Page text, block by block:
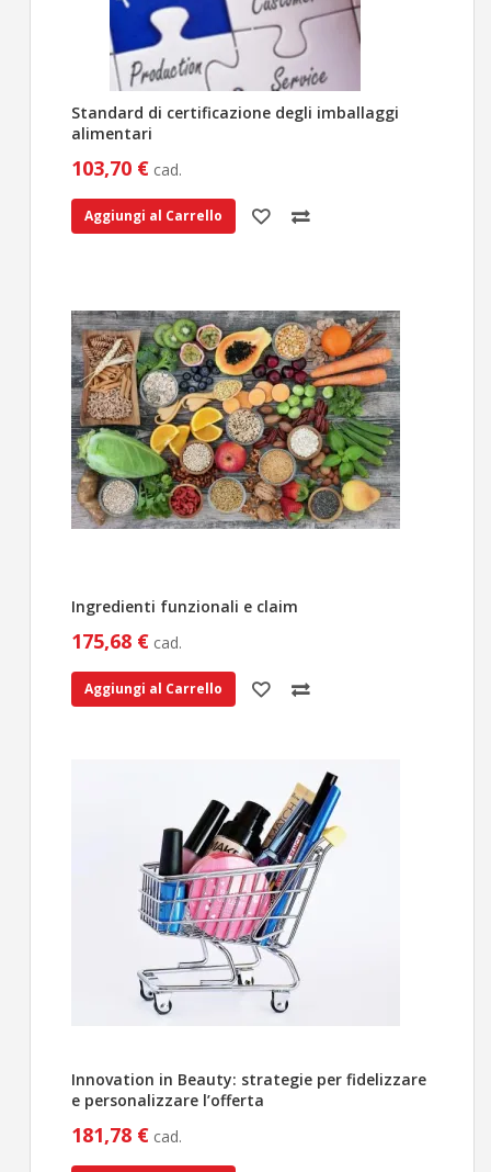
Standard di certificazione degli imballaggi
alimentari
103,70 € cad.
Aggiungi al Carrello
Ingredienti funzionali e claim
175,68 € cad.
Aggiungi al Carrello
Innovation in Beauty: strategie per fidelizzare
e personalizzare l’offerta
181,78 € cad.